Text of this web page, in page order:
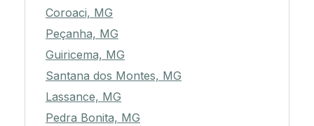
Coroaci, MG
Peçanha, MG
Guiricema, MG
Santana dos Montes, MG
Lassance, MG
Pedra Bonita, MG